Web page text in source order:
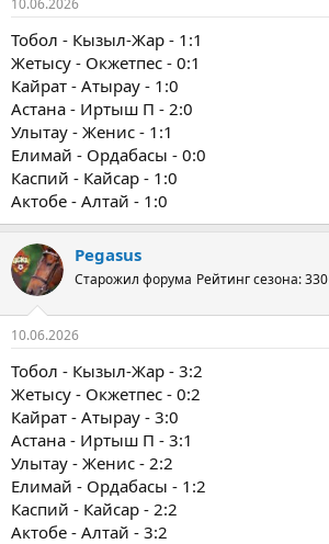
Тобол - Кызыл-Жар - 1:1
Жетысу - Окжетпес - 0:1
Кайрат - Атырау - 1:0
Астана - Иртыш П - 2:0
Улытау - Женис - 1:1
Елимай - Ордабасы - 0:0
Каспий - Кайсар - 1:0
Актобе - Алтай - 1:0
Pegasus
Старожил форума Рейтинг сезона: 330
10.06.2026
Тобол - Кызыл-Жар - 3:2
Жетысу - Окжетпес - 0:2
Кайрат - Атырау - 3:0
Астана - Иртыш П - 3:1
Улытау - Женис - 2:2
Елимай - Ордабасы - 1:2
Каспий - Кайсар - 2:2
Актобе - Алтай - 3:2